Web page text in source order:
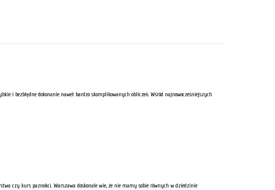
i bezbłędne dokonanie nawet bardzo skomplikowanych obliczeń. Wśród najnowocześniejszych
czy kurs paznokci. Warszawa doskonale wie, że nie mamy sobie równych w dziedzinie